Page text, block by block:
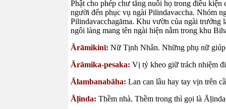
Phật cho phép chư tăng nuôi họ trong điều
người đến phục vụ ngài Pilindavaccha. Nhóm
Pilindavacchagāma. Khu vườn của ngài trưởng
ngôi làng mang tên ngài hiện nằm trong khu
Ārāmikinī: Nữ Tịnh Nhân. Những phụ nữ
Ārāmika-pesaka: Vị tỷ kheo giữ trách nhiệm
Ālambanabāha: Lan can lầu hay tay vịn trên
Āḷinda: Thềm nhà. Thềm trong thì gọi là